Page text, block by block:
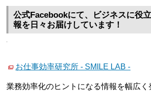
公式Facebookにて、ビジネスに役
報を日々お届けしています！
お仕事効率研究所 - SMILE LAB -
業務効率化のヒントになる情報を幅広く